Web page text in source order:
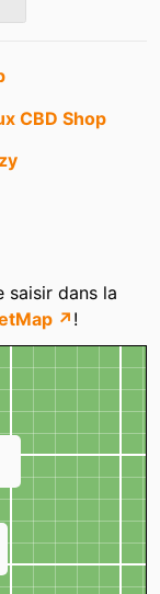
CBD Shop
saisir dans la
↗ !